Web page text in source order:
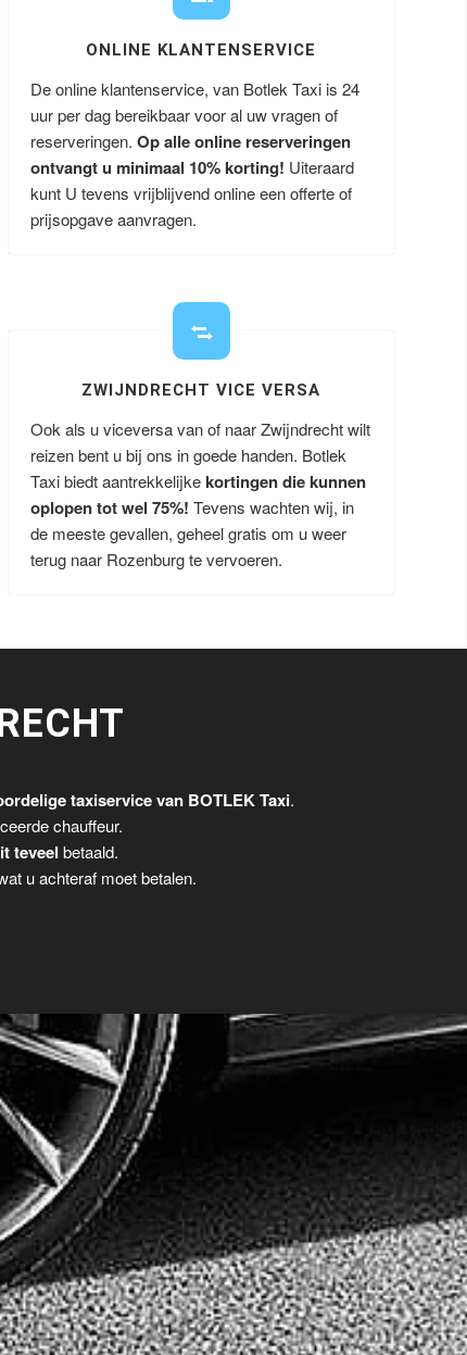
ONLINE KLANTENSERVICE
De online klantenservice, van Botlek Taxi is 24
uur per dag bereikbaar voor al uw vragen of
reserveringen.Op alle online reserveringen
ontvangt u minimaal 10% korting! Uiteraard
kunt U tevens vrijblijvend online een offerte of
prijsopgave aanvragen.
ZWIJNDRECHT VICE VERSA
Ook als u viceversa van of naar Zwijndrecht wilt
reizen bent u bij ons in goede handen. Botlek
Taxi biedt aantrekkelijkekortingen die kunnen
oplopen tot wel 75%!Tevens wachten wij, in
de meeste gevallen, geheel gratis om u weer
terug naar Rozenburg te vervoeren.
taxiservice van BOTLEK Taxi.
chauffeur.
teveel betaald.
u achteraf moet betalen.